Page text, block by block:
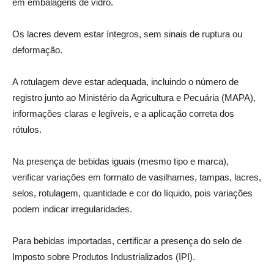
em embalagens de vidro.
Os lacres devem estar íntegros, sem sinais de ruptura ou
deformação.
A rotulagem deve estar adequada, incluindo o número de
registro junto ao Ministério da Agricultura e Pecuária (MAPA),
informações claras e legíveis, e a aplicação correta dos
rótulos.
Na presença de bebidas iguais (mesmo tipo e marca),
verificar variações em formato de vasilhames, tampas, lacres,
selos, rotulagem, quantidade e cor do líquido, pois variações
podem indicar irregularidades.
Para bebidas importadas, certificar a presença do selo de
Imposto sobre Produtos Industrializados (IPI).